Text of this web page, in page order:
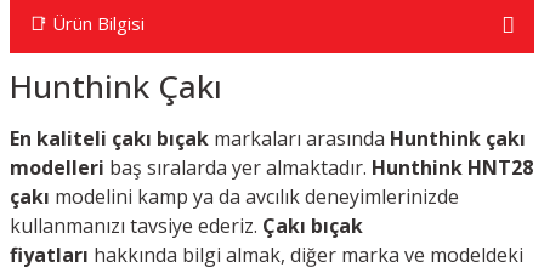
📑 Ürün Bilgisi
Hunthink Çakı
En kaliteli çakı bıçak markaları arasında Hunthink çakı
modelleri baş sıralarda yer almaktadır. Hunthink HNT28
çakı modelini kamp ya da avcılık deneyimlerinizde
kullanmanızı tavsiye ederiz. Çakı bıçak
fiyatları hakkında bilgi almak, diğer marka ve modeldeki